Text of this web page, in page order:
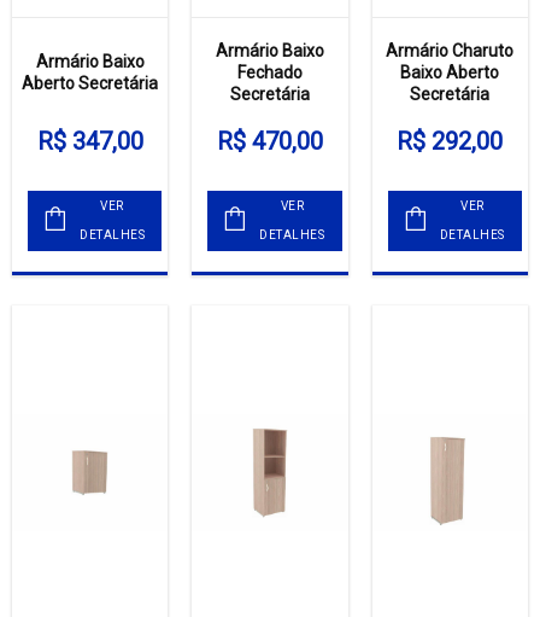
Armário Baixo
Aberto Secretária
R$ 347,00
VER
DETALHES
Armário Baixo
Fechado
Secretária
R$ 470,00
VER
DETALHES
Armário Charuto
Baixo Aberto
Secretária
R$ 292,00
VER
DETALHES